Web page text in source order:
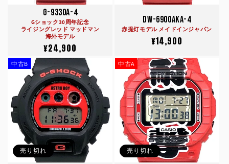
G-9330A-4
Gショック30周年記念
ライジングレッド マッドマン
海外モデル
通
常
価
格
¥24,900
DW-6900AKA-4
赤提灯モデル メイドインジャパン
通
価
格
¥14,900
売り切れ
中古B
売り切れ
中古A